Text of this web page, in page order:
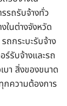
รถรับจ้างทั่ว
ในต่างจังหวัด
ถกระบะรับจ้าง
ร์รับจ้างและรถ
บา สิ่งของขนาด
กความต้องการ